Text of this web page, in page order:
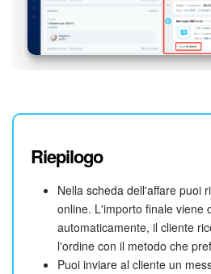
Riepilogo
Nella scheda dell'affare puoi
online. L'importo finale viene
automaticamente, il cliente
l'ordine con il metodo che
Puoi inviare al cliente un